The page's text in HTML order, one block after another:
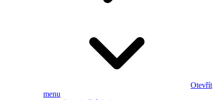
Otevřít
menu